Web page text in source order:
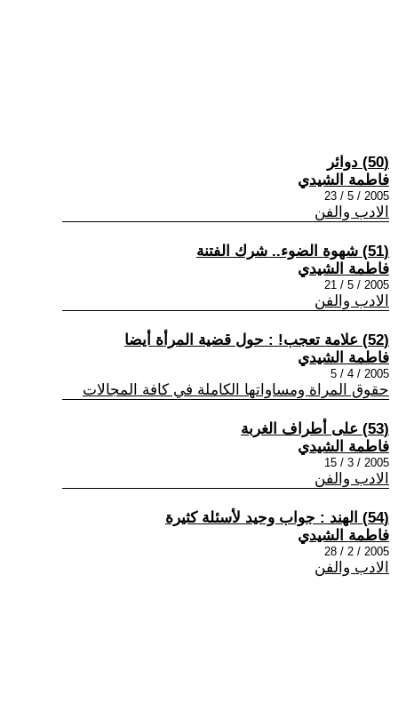
(50) دوائر
فاطمة الشيدي
2005 / 5 / 23
الادب والفن
(51) شهوة الضوء.. شرك الفتنة
فاطمة الشيدي
2005 / 5 / 21
الادب والفن
(52) علامة تعجب! : حول قضية المرأة أيضا
فاطمة الشيدي
2005 / 4 / 5
حقوق المراة ومساواتها الكاملة في كافة المجالات
(53) على أطراف الغربة
فاطمة الشيدي
2005 / 3 / 15
الادب والفن
(54) الهند : جواب وحيد لأسئلة كثيرة
فاطمة الشيدي
2005 / 2 / 28
الادب والفن